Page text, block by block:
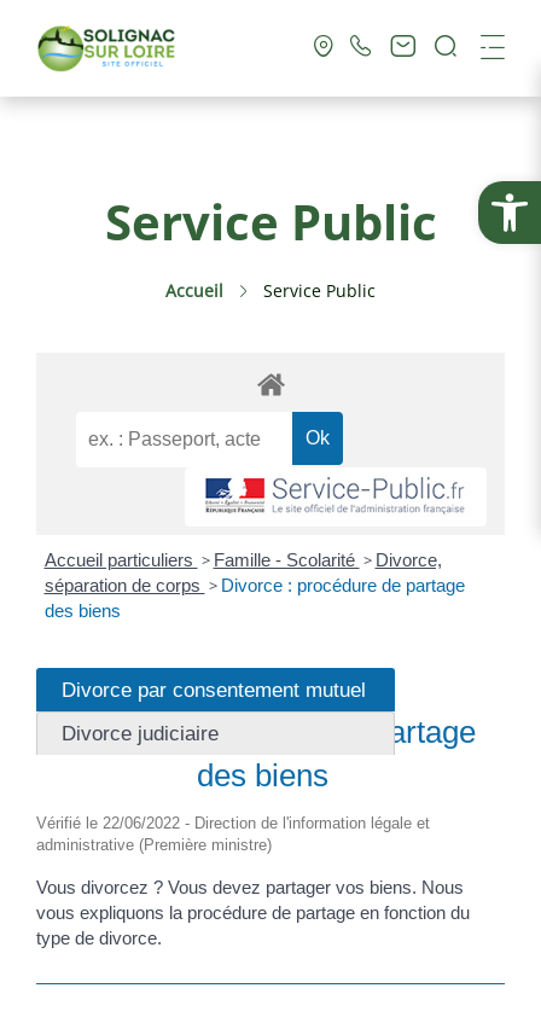
Ouvrir
Vie Pratique
Culture & Loisirs
Service Public
Service Public
Accueil Service Public
Accueil particuliers > Famille - Scolarité > Divorce,
séparation de corps > Divorce : procédure de partage
des biens
Fiche pratique
Divorce : procédure de partage
des biens
Vérifié le 22/06/2022 - Direction de l'information légale et
administrative (Première ministre)
Vous divorcez ? Vous devez partager vos biens. Nous
vous expliquons la procédure de partage en fonction du
type de divorce.
Divorce par consentement mutuel
Divorce judiciaire